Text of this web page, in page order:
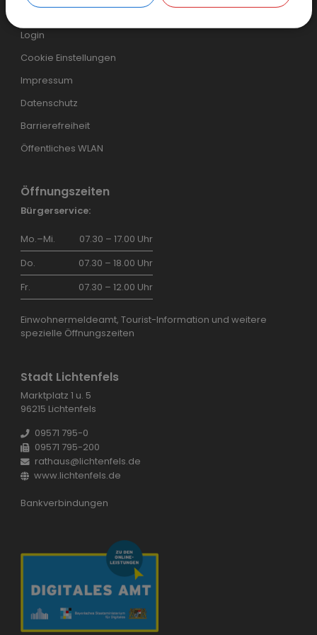
Login
Cookie Einstellungen
Impressum
Datenschutz
Barrierefreiheit
Öffentliches WLAN
Öffnungszeiten
Bürgerservice:
Mo.–Mi.
07.30 – 17.00 Uhr
Do.
07.30 – 18.00 Uhr
Fr.
07.30 – 12.00 Uhr
Einwohnermeldeamt, Tourist-Information und weitere
spezielle Öffnungszeiten
Stadt Lichtenfels
Marktplatz 1 u. 5
96215 Lichtenfels
09571 795-0
09571 795-200
rathaus@lichtenfels.de
www.lichtenfels.de
Bankverbindungen